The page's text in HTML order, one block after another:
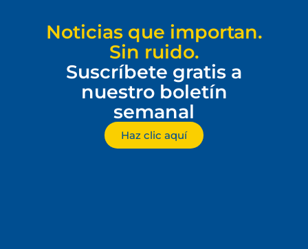
Noticias que importan.
Sin ruido.
Suscríbete gratis a
nuestro boletín
semanal
Haz clic aquí